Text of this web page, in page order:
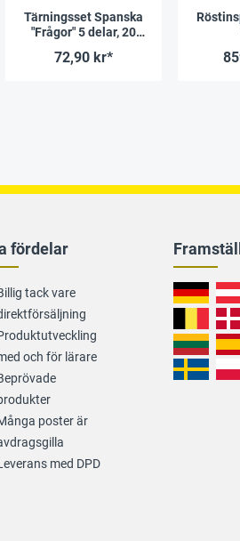
Tärningsset Spanska
"Frågor" 5 delar, 20
72,90 kr*
fördelar
tack vare
och för lärare
poster är
med DPD